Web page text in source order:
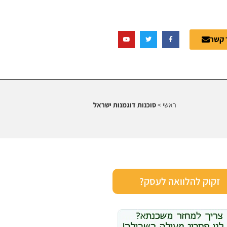
קשר
ראשי >סוכנות דוגמנות ישראל
זקוק להלוואה לעסק?